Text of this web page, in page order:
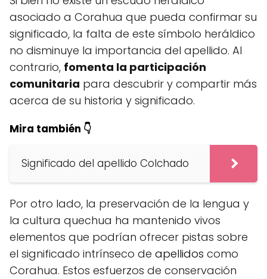
asociado a Corahua que pueda confirmar su
significado, la falta de este símbolo heráldico
no disminuye la importancia del apellido. Al
contrario, fomenta la participación
comunitaria para descubrir y compartir más
acerca de su historia y significado.
Mira también 👇
Significado del apellido Colchado
Por otro lado, la preservación de la lengua y
la cultura quechua ha mantenido vivos
elementos que podrían ofrecer pistas sobre
el significado intrínseco de apellidos como
Corahua. Estos esfuerzos de conservación